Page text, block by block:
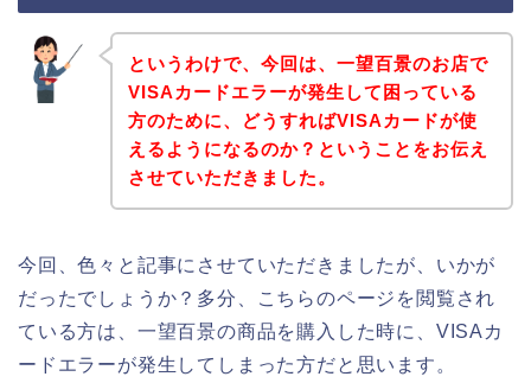
というわけで、今回は、一望百景のお店で
VISAカードエラーが発生して困っている
方のために、どうすればVISAカードが使
えるようになるのか？ということをお伝え
させていただきました。
今回、色々と記事にさせていただきましたが、いかが
だったでしょうか？多分、こちらのページを閲覧され
ている方は、一望百景の商品を購入した時に、VISAカ
ードエラーが発生してしまった方だと思います。